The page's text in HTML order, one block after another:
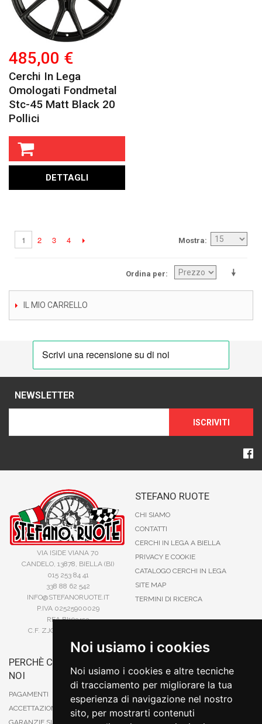
Noi usiamo i cookies
Noi usiamo i cookies e altre tecniche
di tracciamento per migliorare la tua
esperienza di navigazione nel nostro
sito, per mostrarti contenuti
485,00 €
Cerchi In Lega
Omologati Fondmetal
Stc-45 Matt Black 20
Pollici
DETTAGLI
Mostra
1 2 3 4
Ordina per
IL MIO CARRELLO
NEWSLETTER
ISCRIVITI
VIA ISIDE VIANA 70
CANDELO, 13878, BIELLA (BI)
015 253 84 41
338 88 62 542
INFO@STEFANORUOTE.IT
P.IVA 02525900029
REA BI193453
C.F. ZJOSFN73H14A859X
STEFANO RUOTE
CHI SIAMO
CONTATTI
CERCHI IN LEGA A BIELLA
PRIVACY E COOKIE
CATALOGO CERCHI IN LEGA
SITE MAP
TERMINI DI RICERCA
PERCHÈ COMPRARE DA
NOI
PAGAMENTI
ACCETTAZIONE DEGLI ORDINI
GARANZIE SUI PRODOTTI
CARTA DI CREDITO
PAYPAL
CONTRASSEGNO
POSTEPAY